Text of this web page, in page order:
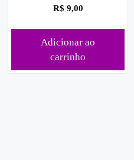
R$ 9,00
Adicionar ao
carrinho